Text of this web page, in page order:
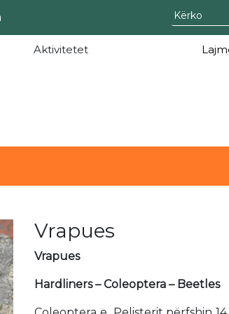
Aktivitetet
Vrapues
Vrapues
Hardliners – Coleoptera – Beetles